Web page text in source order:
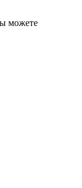
можете